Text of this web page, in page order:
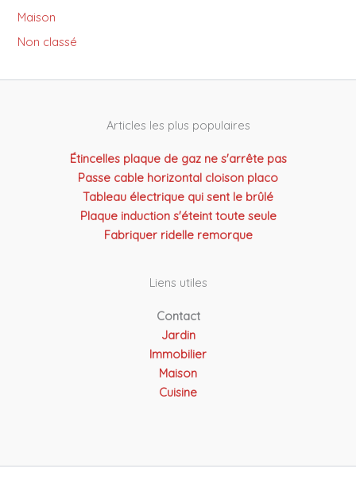
Maison
Non classé
Articles les plus populaires
Étincelles plaque de gaz ne s'arrête pas
Passe cable horizontal cloison placo
Tableau électrique qui sent le brûlé
Plaque induction s'éteint toute seule
Fabriquer ridelle remorque
Liens utiles
Contact
Jardin
Immobilier
Maison
Cuisine